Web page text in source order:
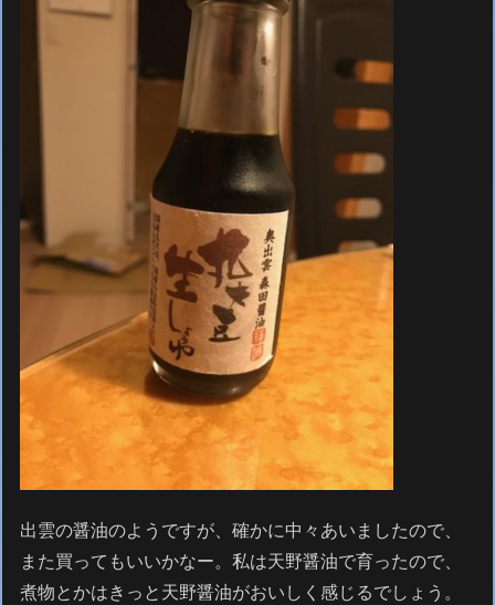
出雲の醤油のようですが、確かに中々あいましたので、
また買ってもいいかなー。私は天野醤油で育ったので、
煮物とかはきっと天野醤油がおいしく感じるでしょう。